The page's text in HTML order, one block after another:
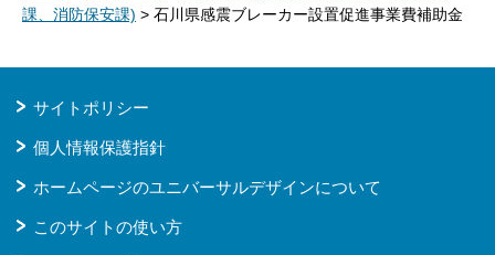
課、消防保安課) > 石川県感震ブレーカー設置促進事業費補助金
サイトポリシー
個人情報保護指針
ホームページのユニバーサルデザインについて
このサイトの使い方